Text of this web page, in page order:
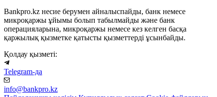
Bankpro.kz несие берумен айналыспайды, банк немесе
микроқаржы ұйымы болып табылмайды және банк
операцияларына, микроқаржы немесе кез келген басқа
қаржылық қызметке қатысты қызметтерді ұсынбайды.
Қолдау қызметі:
Telegram-да
info@bankpro.kz